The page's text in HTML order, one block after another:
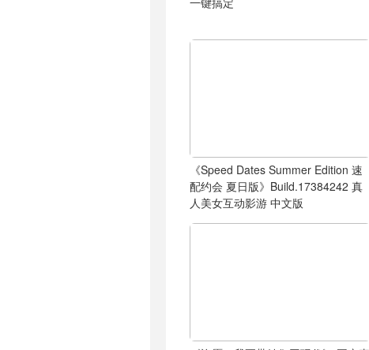
《Speed Dates Summer Edition 速
配约会 夏日版》Build.17384242 真
人美女互动影游 中文版